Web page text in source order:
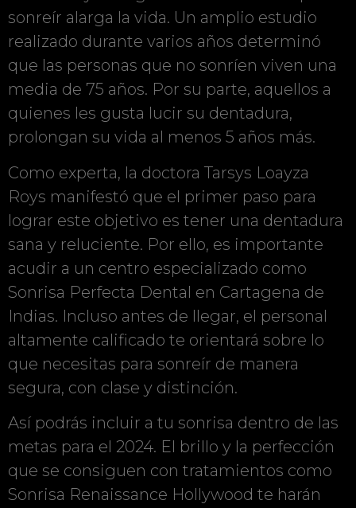
sonreír alarga la vida. Un amplio estudio
realizado durante varios años determinó
que las personas que no sonríen viven una
media de 75 años. Por su parte, aquellos a
quienes les gusta lucir su dentadura,
prolongan su vida al menos 5 años más.
Como experta, la doctora Tarsys Loayza
Roys manifestó que el primer paso para
lograr este objetivo es tener una dentadura
sana y reluciente. Por ello, es importante
acudir a un centro especializado como
Sonrisa Perfecta Dental en Cartagena de
Indias. Incluso antes de llegar, el personal
altamente calificado te orientará sobre lo
que necesitas para sonreír de manera
segura, con clase y distinción.
Así podrás incluir a tu sonrisa dentro de las
metas para el 2024. El brillo y la perfección
que se consiguen con tratamientos como
Sonrisa Renaissance Hollywood te harán